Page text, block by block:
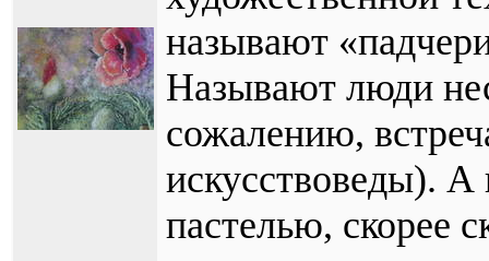
называют
Называют люди
сожалению,
искусствоведы).
пастелью, скорее